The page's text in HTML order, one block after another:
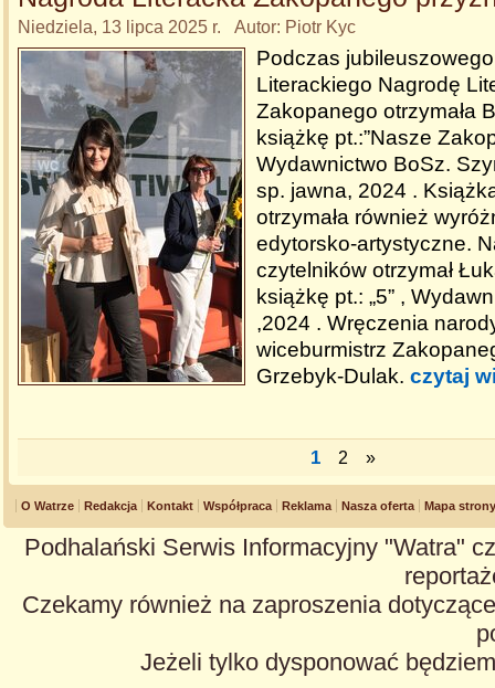
Niedziela, 13 lipca 2025 r. Autor: Piotr Kyc
Podczas
Literackiego Nagrodę
Zakopanego otrzymała
książkę pt.:”Nasze
Wydawnictwo BoSz.
sp. jawna, 2024 .
otrzymała również
edytorsko-artystyczne.
czytelników otrzymał
książkę pt.: „5” ,
,2024 . Wręczenia
wiceburmistrz
Grzebyk-Dulak. czytaj
1 2 »
O Watrze Redakcja Kontakt Współpraca Reklama Nasza oferta Mapa strony
Podhalański Serwis Informacyjny "Watra"
Czekamy również na zaproszenia
Jeżeli tylko dysponować